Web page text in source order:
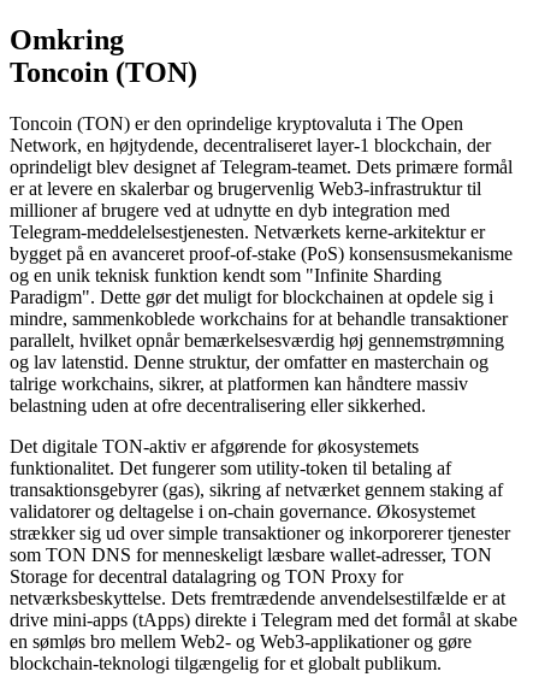
Omkring
Toncoin (TON)
Toncoin (TON) er den oprindelige kryptovaluta i The Open
Network, en højtydende, decentraliseret layer-1 blockchain, der
oprindeligt blev designet af Telegram-teamet. Dets primære formål
er at levere en skalerbar og brugervenlig Web3-infrastruktur til
millioner af brugere ved at udnytte en dyb integration med
Telegram-meddelelsestjenesten. Netværkets kerne-arkitektur er
bygget på en avanceret proof-of-stake (PoS) konsensusmekanisme
og en unik teknisk funktion kendt som "Infinite Sharding
Paradigm". Dette gør det muligt for blockchainen at opdele sig i
mindre, sammenkoblede workchains for at behandle transaktioner
parallelt, hvilket opnår bemærkelsesværdig høj gennemstrømning
og lav latenstid. Denne struktur, der omfatter en masterchain og
talrige workchains, sikrer, at platformen kan håndtere massiv
belastning uden at ofre decentralisering eller sikkerhed.
Det digitale TON-aktiv er afgørende for økosystemets
funktionalitet. Det fungerer som utility-token til betaling af
transaktionsgebyrer (gas), sikring af netværket gennem staking af
validatorer og deltagelse i on-chain governance. Økosystemet
strækker sig ud over simple transaktioner og inkorporerer tjenester
som TON DNS for menneskeligt læsbare wallet-adresser, TON
Storage for decentral datalagring og TON Proxy for
netværksbeskyttelse. Dets fremtrædende anvendelsestilfælde er at
drive mini-apps (tApps) direkte i Telegram med det formål at skabe
en sømløs bro mellem Web2- og Web3-applikationer og gøre
blockchain-teknologi tilgængelig for et globalt publikum.